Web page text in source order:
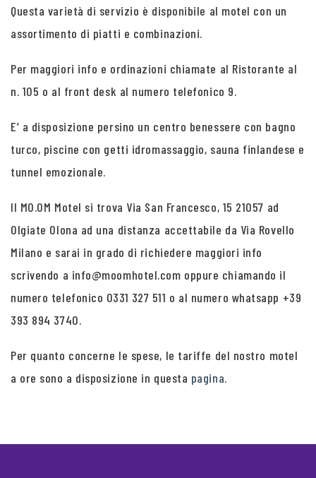
Questa varietà di servizio è disponibile al motel con un
assortimento di piatti e combinazioni.
Per maggiori info e ordinazioni chiamate al Ristorante al
n. 105 o al front desk al numero telefonico 9.
E’ a disposizione persino un centro benessere con bagno
turco, piscine con getti idromassaggio, sauna finlandese e
tunnel emozionale.
Il MO.OM Motel si trova Via San Francesco, 15 21057 ad
Olgiate Olona ad una distanza accettabile da Via Rovello
Milano e sarai in grado di richiedere maggiori info
scrivendo a info@moomhotel.com oppure chiamando il
numero telefonico 0331 327 511 o al numero whatsapp +39
393 894 3740.
Per quanto concerne le spese, le tariffe del nostro motel
a ore sono a disposizione in questa pagina.